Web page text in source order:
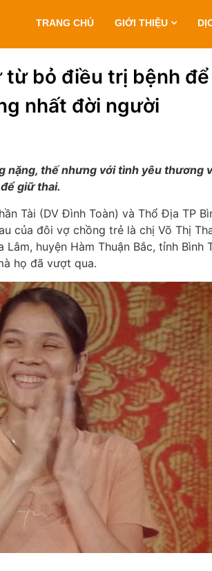
TRANG CHỦ GIỚI THIỆU
từ bỏ điều trị bệnh để
nhất đời người
nặng, thế nhưng với tình yêu thương
giữ thai.
Tài (DV Đình Toàn) và Thổ Địa TP
của đôi vợ chồng trẻ là chị Võ Thị
huyện Hàm Thuận Bắc, tỉnh Bình
họ đã vượt qua.